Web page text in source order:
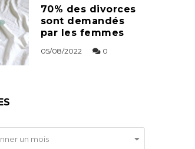
70% des divorces
sont demandés
par les femmes
05/08/2022 0
un mois